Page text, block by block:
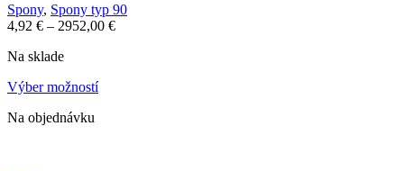
Spony, Spony typ 90
4,92 € – 2952,00 €
Na sklade
Výber možností
Na objednávku